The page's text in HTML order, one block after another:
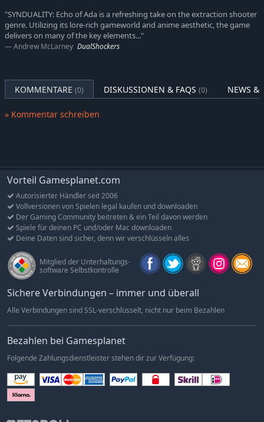
"SYNDUALITY: Echo of Ada is a refreshing take on the extraction shooter
genre. Utilizing its lore-rich gameworld and anime aesthetic, the game
delivers on many of the key elements..."
Andrew McLarney DualShockers
KOMMENTARE (0) DISKUSSIONEN & FAQS (0) NEWS &
» Kommentar schreiben
Vorteil Gamesplanet.com
Autorisierter Händler seit 2006
Vollversionen von Spielen legal kaufen und downloaden
Der Gaming Community beitreten & ein Teil davon werden
Spiele für deinen PC und/oder Mac downloaden
Deine Daten sind sicher, denn wir verschlüsseln alles
Mitglied der Unterhaltungs-
software Selbstkontrolle
Sichere Verbindungen – immer und überall
Alle Verbindungen sind SSL-verschlüsselt, nicht nur beim Bezahlen
Bezahlen bei Gamesplanet
Folgende Zahlungsdienstleister stehen dir zur Verfügung: